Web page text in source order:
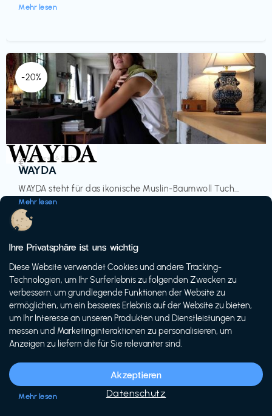
Mehr lesen
-20%
Accessoires & Fashion
WAYDA
WAYDA steht für das ikonische Muslin-Baumwoll Tuch...
Mehr lesen
€‎
-20%
Siech Cycles
Entdecke den Schweizer Brand für urbane Fahrräder...
Mehr lesen
Ihre Privatsphäre ist uns wichtig
Diese Website verwendet Cookies und andere Tracking-
Technologien, um Ihr Surferlebnis zu folgenden Zwecken zu
verbessern: um grundlegende Funktionen der Website zu
ermöglichen, um ein besseres Erlebnis auf der Website zu bieten,
um Ihr Interesse an unseren Produkten und Dienstleistungen zu
messen und Marketinginteraktionen zu personalisieren, um
Anzeigen zu liefern die für Sie relevanter sind.
Akzeptieren
Datenschutz